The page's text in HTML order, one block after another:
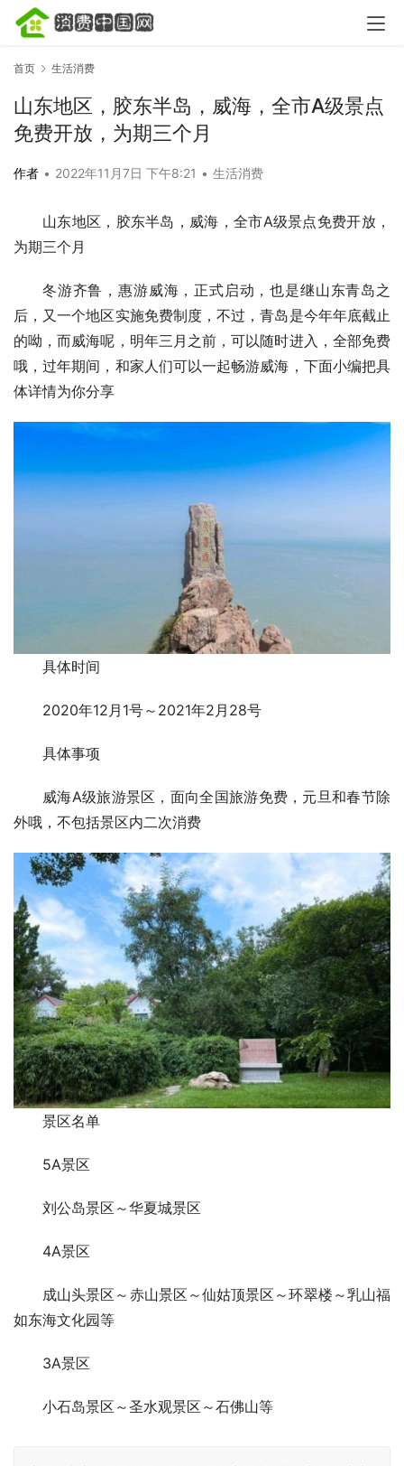
首页 生活消费
山东地区，胶东半岛，威海，全市A级景点
免费开放，为期三个月
作者 • 2022年11月7日 下午8:21 • 生活消费
山东地区，胶东半岛，威海，全市A级景点免费开放，
为期三个月
冬游齐鲁，惠游威海，正式启动，也是继山东青岛之
后，又一个地区实施免费制度，不过，青岛是今年年底截止
的呦，而威海呢，明年三月之前，可以随时进入，全部免费
哦，过年期间，和家人们可以一起畅游威海，下面小编把具
体详情为你分享
具体时间
2020年12月1号～2021年2月28号
具体事项
威海A级旅游景区，面向全国旅游免费，元旦和春节除
外哦，不包括景区内二次消费
景区名单
5A景区
刘公岛景区～华夏城景区
4A景区
成山头景区～赤山景区～仙姑顶景区～环翠楼～乳山福
如东海文化园等
3A景区
小石岛景区～圣水观景区～石佛山等